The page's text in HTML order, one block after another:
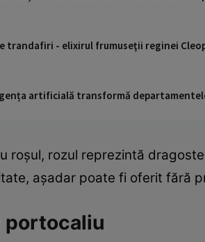
trandafiri - elixirul frumuseţii reginei
artificială transformă
roşul, rozul reprezintă
aşadar poate fi oferit fără
portocaliu